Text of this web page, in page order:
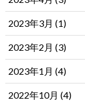
2023年3月 (1)
2023年2月 (3)
2023年1月 (4)
2022年10月 (4)